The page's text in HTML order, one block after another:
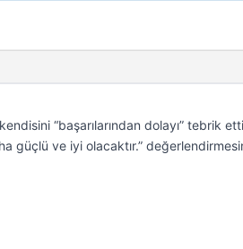
“başarılarından dolayı” tebrik
güçlü ve iyi olacaktır.”